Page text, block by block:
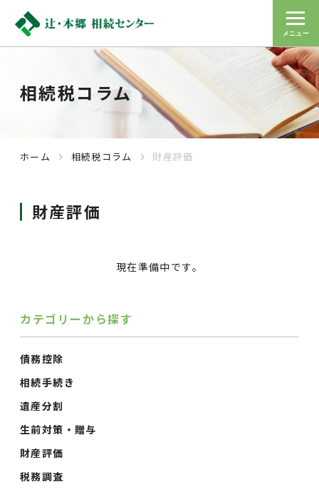
メニュー
相続税コラム
ホーム navigate_next 相続税コラム navigate_next 財産評価
財産評価
現在準備中です。
カテゴリーから探す
債務控除
相続手続き
遺産分割
生前対策・贈与
財産評価
税務調査